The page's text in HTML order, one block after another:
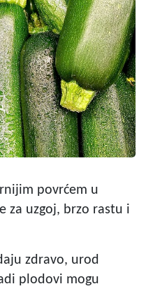
povrćem u
za uzgoj, brzo rastu i
zdravo, urod
plodovi mogu